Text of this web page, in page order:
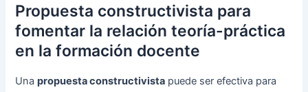
Propuesta constructivista para
fomentar la relación teoría-práctica
en la formación docente
Unapropuesta constructivista puede ser efectiva para